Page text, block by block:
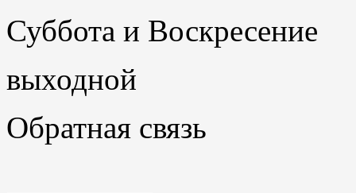
Суббота и Воскресение
выходной
Обратная связь